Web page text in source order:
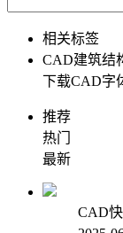
相关标签
CAD建筑结
下载CAD字
推荐
热门
最新
CAD